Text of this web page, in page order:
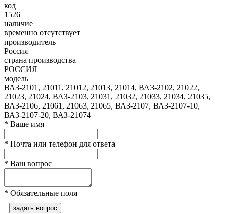
код
1526
наличие
временно отсутствует
производитель
Россия
страна производства
РОССИЯ
модель
ВАЗ-2101, 21011, 21012, 21013, 21014, ВАЗ-2102, 21022,
21023, 21024, ВАЗ-2103, 21031, 21032, 21033, 21034, 21035,
ВАЗ-2106, 21061, 21063, 21065, ВАЗ-2107, ВАЗ-2107-10,
ВАЗ-2107-20, ВАЗ-21074
* Ваше имя
* Почта или телефон для ответа
* Ваш вопрос
* Обязательные поля
задать вопрос